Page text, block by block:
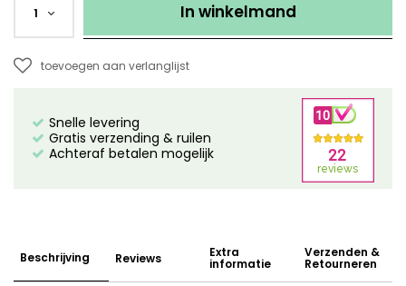
1 In winkelmand
toevoegen aan verlanglijst
Snelle levering
Gratis verzending & ruilen
Achteraf betalen mogelijk
Beschrijving Reviews Extra
informatie
Verzenden &
Retourneren